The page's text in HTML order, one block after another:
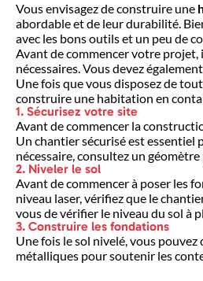
Vous envisagez de construire une
abordable et de leur durabilité.
avec les bons outils et un peu de
Avant de commencer votre projet,
nécessaires. Vous devez
Une fois que vous disposez de
construire une habitation en
1. Sécurisez votre site
Avant de commencer la
Un chantier sécurisé est essentiel
nécessaire, consultez un
2. Niveler le sol
Avant de commencer à poser les
niveau laser, vérifiez que le
vous de vérifier le niveau du sol à
3. Construire les fondations
Une fois le sol nivelé, vous
métalliques pour soutenir les